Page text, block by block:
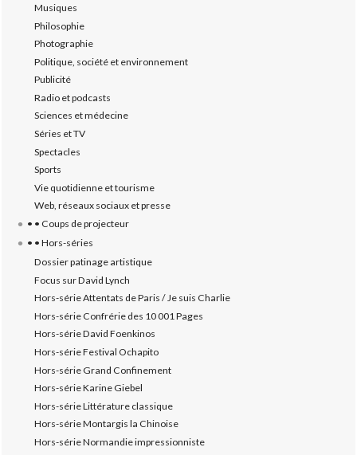
Musiques
Philosophie
Photographie
Politique, société et environnement
Publicité
Radio et podcasts
Sciences et médecine
Séries et TV
Spectacles
Sports
Vie quotidienne et tourisme
Web, réseaux sociaux et presse
• • Coups de projecteur
• • Hors-séries
Dossier patinage artistique
Focus sur David Lynch
Hors-série Attentats de Paris / Je suis Charlie
Hors-série Confrérie des 10 001 Pages
Hors-série David Foenkinos
Hors-série Festival Ochapito
Hors-série Grand Confinement
Hors-série Karine Giebel
Hors-série Littérature classique
Hors-série Montargis la Chinoise
Hors-série Normandie impressionniste